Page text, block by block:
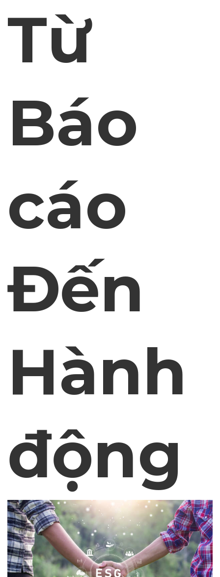
Từ
Báo
cáo
Đến
Hành
động